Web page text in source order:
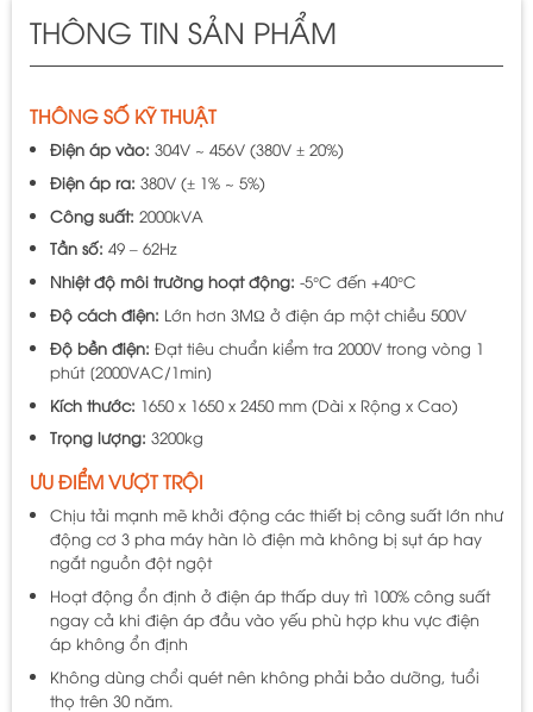
THÔNG TIN SẢN PHẨM
THÔNG SỐ KỸ THUẬT
Điện áp vào: 304V ~ 456V (380V ± 20%)
Điện áp ra: 380V (± 1% ~ 5%)
Công suất: 2000kVA
Tần số: 49 – 62Hz
Nhiệt độ môi trường hoạt động: -5°C đến +40°C
Độ cách điện: Lớn hơn 3MΩ ở điện áp một chiều 500V
Độ bền điện: Đạt tiêu chuẩn kiểm tra 2000V trong vòng 1
phút [2000VAC/1min]
Kích thước: 1650 x 1650 x 2450 mm (Dài x Rộng x Cao)
Trọng lượng: 3200kg
ƯU ĐIỂM VƯỢT TRỘI
Chịu tải mạnh mẽ khởi động các thiết bị công suất lớn như
động cơ 3 pha máy hàn lò điện mà không bị sụt áp hay
ngắt nguồn đột ngột
Hoạt động ổn định ở điện áp thấp duy trì 100% công suất
ngay cả khi điện áp đầu vào yếu phù hợp khu vực điện
áp không ổn định
Không dùng chổi quét nên không phải bảo dưỡng, tuổi
thọ trên 30 năm.